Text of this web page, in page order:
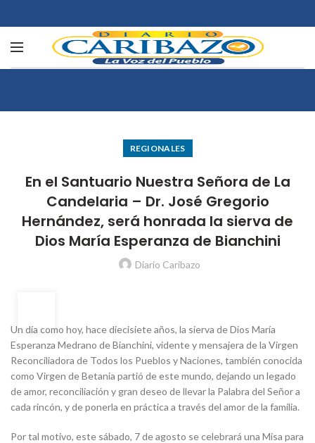
REGIONALES
En el Santuario Nuestra Señora de La
Candelaria – Dr. José Gregorio
Hernández, será honrada la sierva de
Dios María Esperanza de Bianchini
Diario Caribazo
Un día como hoy, hace diecisiete años, la sierva de Dios María
Esperanza Medrano de Bianchini, vidente y mensajera de la Virgen
Reconciliadora de Todos los Pueblos y Naciones, también conocida
como Virgen de Betania partió de este mundo, dejando un legado
de amor, reconciliación y gran deseo de llevar la Palabra del Señor a
cada rincón, y de ponerla en práctica a través del amor de la familia.
Por tal motivo, este sábado, 7 de agosto se celebrará una Misa para